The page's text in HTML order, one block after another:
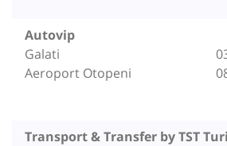
Autovip
Galati
Aeroport Otopeni
Transport & Transfer by TST